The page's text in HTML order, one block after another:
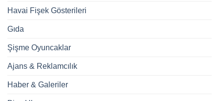
Havai Fişek Gösterileri
Gıda
Şişme Oyuncaklar
Ajans & Reklamcılık
Haber & Galeriler